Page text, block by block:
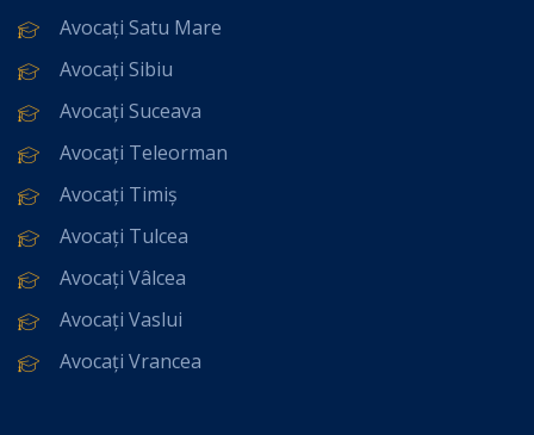
Avocați Satu Mare
Avocați Sibiu
Avocați Suceava
Avocați Teleorman
Avocați Timiș
Avocați Tulcea
Avocați Vâlcea
Avocați Vaslui
Avocați Vrancea